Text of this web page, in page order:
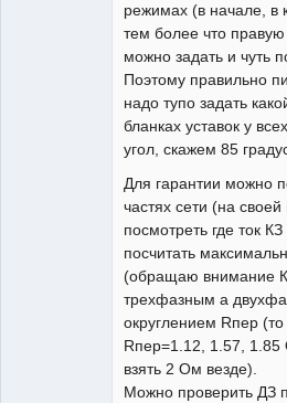
режимах (в начале, в
тем более что
можно задать и чуть
Поэтому правильно
надо тупо задать
бланках уставок у
угол, скажем 85
Для гарантии можно
частях сети (на
посмотреть где ток
посчитать
(обращаю внимание
трехфазным а
округлением Rпер
Rпер=1.12, 1.57, 1.85
взять 2 Ом везде).
Можно проверить ДЗ